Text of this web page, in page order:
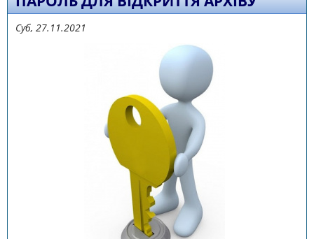
Суб, 27.11.2021